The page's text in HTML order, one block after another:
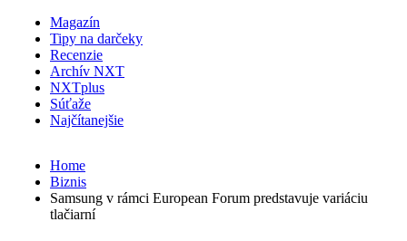
Magazín
Tipy na darčeky
Recenzie
Archív NXT
NXTplus
Súťaže
Najčítanejšie
Home
Biznis
Samsung v rámci European Forum predstavuje variáciu
tlačiarní